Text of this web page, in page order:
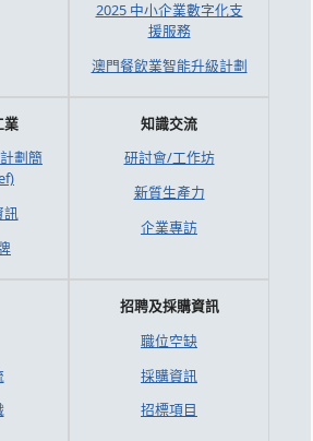
2025 中小企業數字化支
援服務
澳門餐飲業智能升級計劃
業
劃簡
訊
知識交流
研討會/工作坊
新質生產力
企業專訪
招聘及採購資訊
職位空缺
採購資訊
招標項目